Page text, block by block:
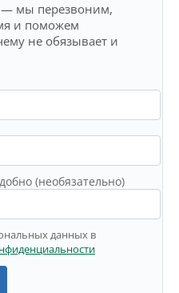
— мы перезвоним,
и поможем
не обязывает и
(необязательно)
данных в